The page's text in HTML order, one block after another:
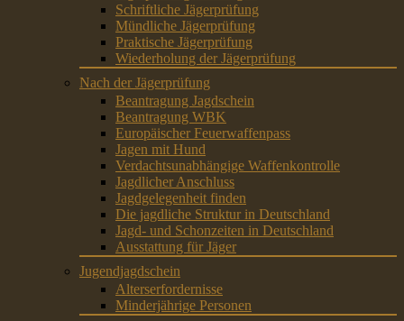
Schriftliche Jägerprüfung
Mündliche Jägerprüfung
Praktische Jägerprüfung
Wiederholung der Jägerprüfung
Nach der Jägerprüfung
Beantragung Jagdschein
Beantragung WBK
Europäischer Feuerwaffenpass
Jagen mit Hund
Verdachtsunabhängige Waffenkontrolle
Jagdlicher Anschluss
Jagdgelegenheit finden
Die jagdliche Struktur in Deutschland
Jagd- und Schonzeiten in Deutschland
Ausstattung für Jäger
Jugendjagdschein
Alterserfordernisse
Minderjährige Personen